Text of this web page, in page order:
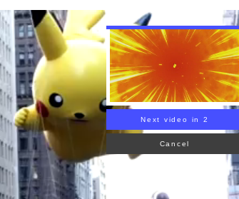
Next video in 1
Cancel